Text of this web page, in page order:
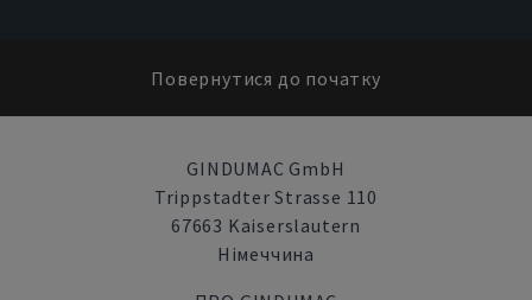
Повернутися до початку
GINDUMAC GmbH
Trippstadter Strasse 110
67663 Kaiserslautern
Німеччина